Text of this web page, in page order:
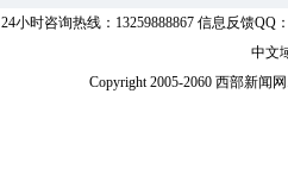
24小时咨询热线：13259888867 信息反馈QQ
中文
Copyright 2005-2060 西部新闻